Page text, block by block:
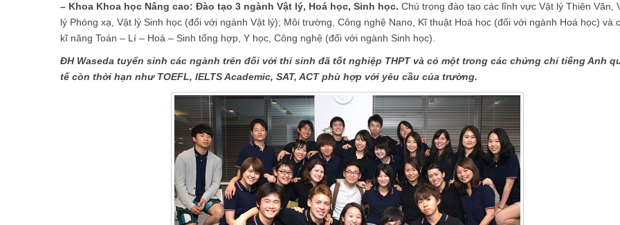
– Khoa Khoa học Nâng cao: Đào tạo 3 ngành Vật lý, Hoá học, Sinh học. Chú trọng đào tạo các lĩnh vực Vật lý Thiên Văn,
lý Phóng xạ, Vật lý Sinh học (đối với ngành Vật lý); Môi trường, Công nghệ Nano, Kĩ thuật Hoá học (đối với ngành Hoá học) và
kĩ năng Toán – Lí – Hoá – Sinh tổng hợp, Y học, Công nghệ (đối với ngành Sinh học).
ĐH Waseda tuyển sinh các ngành trên đối với thi sinh đã tốt nghiệp THPT và có một trong các chứng chỉ tiếng Anh
tế còn thời hạn như TOEFL, IELTS Academic, SAT, ACT phù hợp với yêu cầu của trường.